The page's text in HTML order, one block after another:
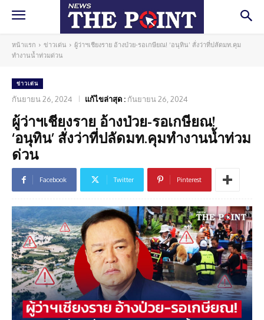
หน้าแรก ข่าวเด่น
ผู้ว่าฯเชียงราย อ้างป่วย-รอเกษียณ! ‘อนุทิน’ สั่งว่าที่ปลัดมท.คุม
ทำงานน้ำท่วมด่วน
ข่าวเด่น
กันยายน 26, 2024 แก้ไขล่าสุด : กันยายน 26, 2024
ผู้ว่าฯเชียงราย อ้างป่วย-รอเกษียณ!
‘อนุทิน’ สั่งว่าที่ปลัดมท.คุมทำงานน้ำท่วม
ด่วน
Facebook Twitter Pinterest